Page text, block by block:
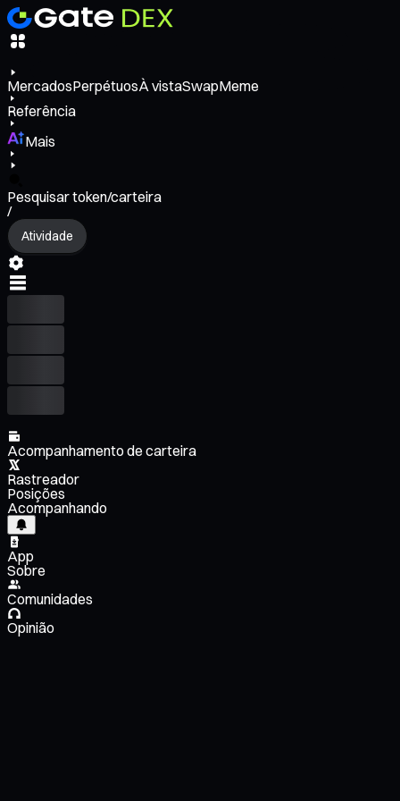
MercadosPerpétuosÀ vistaSwapMeme
Referência
Mais
Pesquisar token/carteira
/
Atividade
Acompanhamento de carteira
Rastreador
Posições
Acompanhando
App
Sobre
Comunidades
Opinião